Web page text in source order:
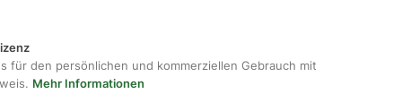
für den persönlichen und kommerziellen Gebrauch mit
Mehr Informationen